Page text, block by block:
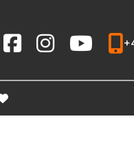
Social linkSocial linkSocial link
favorite